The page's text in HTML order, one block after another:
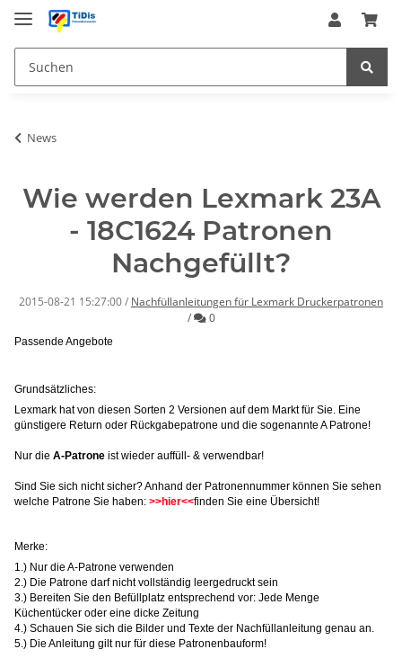
News
Wie werden Lexmark 23A
- 18C1624 Patronen
Nachgefüllt?
2015-08-21 15:27:00/ Nachfüllanleitungen für Lexmark Druckerpatronen
/
Kommentare
0
Passende Angebote
Grundsätzliches:
Lexmark hat von diesen Sorten 2 Versionen auf dem Markt für Sie. Eine
günstigere Return oder Rückgabepatrone und die sogenannte A Patrone!
Nur die A-Patrone ist wieder auffüll- & verwendbar!
Sind Sie sich nicht sicher? Anhand der Patronennummer können Sie sehen
welche Patrone Sie haben: >>hier<<finden Sie eine Übersicht!
Merke:
1.) Nur die A-Patrone verwenden
2.) Die Patrone darf nicht vollständig leergedruckt sein
3.) Bereiten Sie den Befüllplatz entsprechend vor: Jede Menge
Küchentücker oder eine dicke Zeitung
4.) Schauen Sie sich die Bilder und Texte der Nachfüllanleitung genau an.
5.) Die Anleitung gilt nur für diese Patronenbauform!